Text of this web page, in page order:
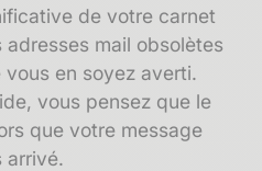
de votre carnet
mail obsolètes
en soyez averti.
vous pensez que le
que votre message
arrivé.